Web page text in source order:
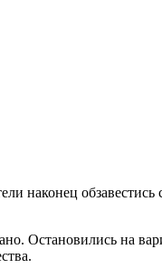
наконец
Остановились на